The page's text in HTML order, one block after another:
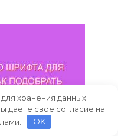
хранения данных.
даете свое согласие на
OK